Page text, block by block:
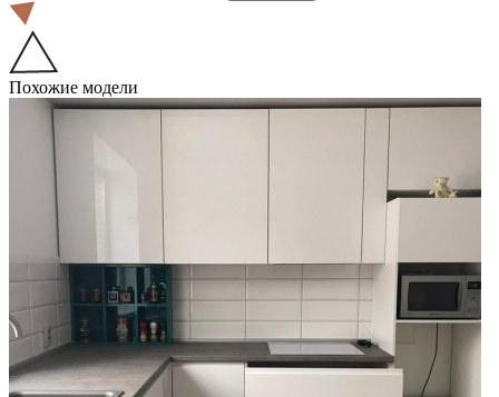
Похожие модели